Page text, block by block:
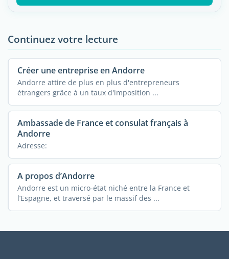
Continuez votre lecture
Créer une entreprise en Andorre
Andorre attire de plus en plus d'entrepreneurs
étrangers grâce à un taux d'imposition ...
Ambassade de France et consulat français à
Andorre
Adresse:
A propos d’Andorre
Andorre est un micro-état niché entre la France et
l’Espagne, et traversé par le massif des ...